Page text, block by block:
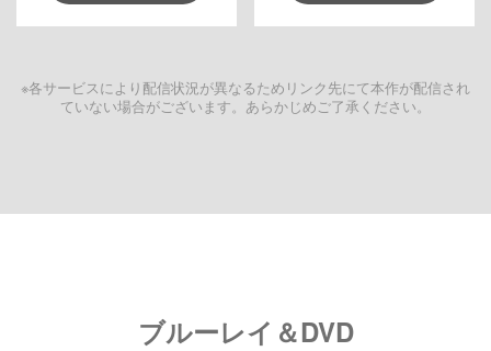
※各サービスにより配信状況が異なるためリンク先にて本作が配信され
ていない場合がございます。あらかじめご了承ください。
ブルーレイ＆DVD